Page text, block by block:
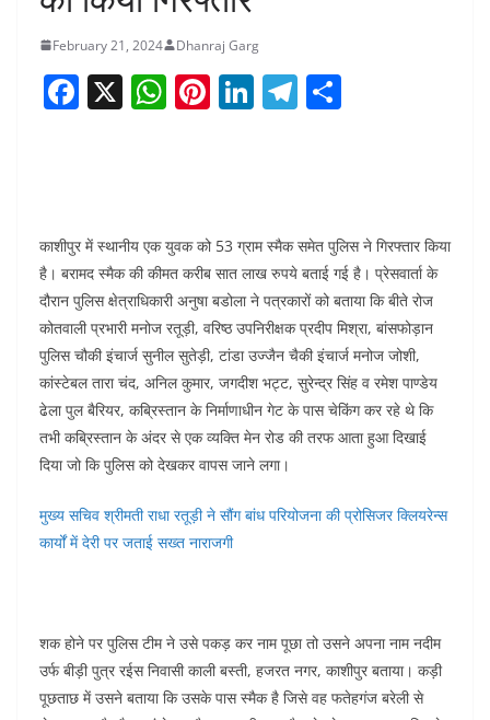
February 21, 2024 Dhanraj Garg
F
a
b
o
o
k
X W
h
A
p
p
Pi
nt
st
Li
n
dI
n
T
el
a
m
काशीपुर में स्थानीय एक युवक को 53 ग्राम स्मैक समेत पुलिस ने गिरफ्तार किया
है। बरामद स्मैक की कीमत करीब सात लाख रुपये बताई गई है। प्रेसवार्ता के
दौरान पुलिस क्षेत्राधिकारी अनुषा बडोला ने पत्रकारों को बताया कि बीते रोज
कोतवाली प्रभारी मनोज रतूड़ी, वरिष्ठ उपनिरीक्षक प्रदीप मिश्रा, बांसफोड़ान
पुलिस चौकी इंचार्ज सुनील सुतेड़ी, टांडा उज्जैन चैकी इंचार्ज मनोज जोशी,
कांस्टेबल तारा चंद, अनिल कुमार, जगदीश भट्ट, सुरेन्द्र सिंह व रमेश पाण्डेय
ढेला पुल बैरियर, कब्रिस्तान के निर्माणाधीन गेट के पास चेकिंग कर रहे थे कि
तभी कब्रिस्तान के अंदर से एक व्यक्ति मेन रोड की तरफ आता हुआ दिखाई
दिया जो कि पुलिस को देखकर वापस जाने लगा।
मुख्य सचिव श्रीमती राधा रतूड़ी ने सौंग बांध परियोजना की प्रोसिजर क्लियरेन्स
कार्यों में देरी पर जताई सख्त नाराजगी
शक होने पर पुलिस टीम ने उसे पकड़ कर नाम पूछा तो उसने अपना नाम नदीम
उर्फ बीड़ी पुत्र रईस निवासी काली बस्ती, हजरत नगर, काशीपुर बताया। कड़ी
पूछताछ में उसने बताया कि उसके पास स्मैक है जिसे वह फतेहगंज बरेली से